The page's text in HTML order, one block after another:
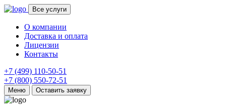
Все услуги
О компании
Доставка и оплата
Лицензии
Контакты
+7 (499) 110-50-51
+7 (800) 550-72-51
Меню Оставить заявку